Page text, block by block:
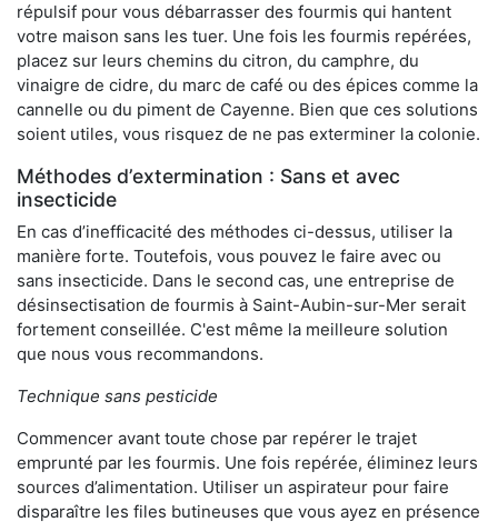
répulsif pour vous débarrasser des fourmis qui hantent
votre maison sans les tuer. Une fois les fourmis repérées,
placez sur leurs chemins du citron, du camphre, du
vinaigre de cidre, du marc de café ou des épices comme la
cannelle ou du piment de Cayenne. Bien que ces solutions
soient utiles, vous risquez de ne pas exterminer la colonie.
Méthodes d’extermination : Sans et avec
insecticide
En cas d’inefficacité des méthodes ci-dessus, utiliser la
manière forte. Toutefois, vous pouvez le faire avec ou
sans insecticide. Dans le second cas, une entreprise de
désinsectisation de fourmis à Saint-Aubin-sur-Mer serait
fortement conseillée. C'est même la meilleure solution
que nous vous recommandons.
Technique sans pesticide
Commencer avant toute chose par repérer le trajet
emprunté par les fourmis. Une fois repérée, éliminez leurs
sources d’alimentation. Utiliser un aspirateur pour faire
disparaître les files butineuses que vous ayez en présence